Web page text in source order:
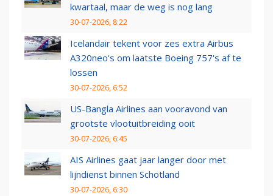
kwartaal, maar de weg is nog lang
30-07-2026, 8:22
Icelandair tekent voor zes extra Airbus
A320neo's om laatste Boeing 757's af te
lossen
30-07-2026, 6:52
US-Bangla Airlines aan vooravond van
grootste vlootuitbreiding ooit
30-07-2026, 6:45
AIS Airlines gaat jaar langer door met
lijndienst binnen Schotland
30-07-2026, 6:30